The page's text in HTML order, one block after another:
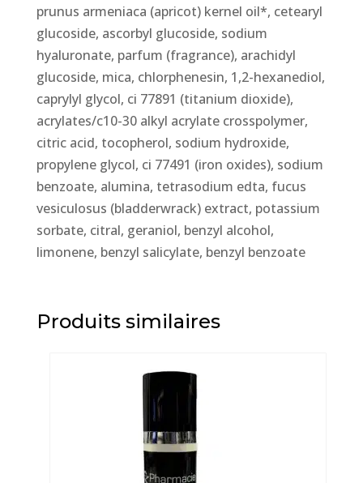
prunus armeniaca (apricot) kernel oil*, cetearyl
glucoside, ascorbyl glucoside, sodium
hyaluronate, parfum (fragrance), arachidyl
glucoside, mica, chlorphenesin, 1,2-hexanediol,
caprylyl glycol, ci 77891 (titanium dioxide),
acrylates/c10-30 alkyl acrylate crosspolymer,
citric acid, tocopherol, sodium hydroxide,
propylene glycol, ci 77491 (iron oxides), sodium
benzoate, alumina, tetrasodium edta, fucus
vesiculosus (bladderwrack) extract, potassium
sorbate, citral, geraniol, benzyl alcohol,
limonene, benzyl salicylate, benzyl benzoate
Produits similaires